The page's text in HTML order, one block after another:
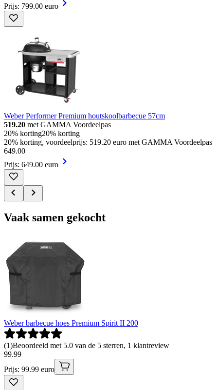
Prijs: 799.00 euro
Weber Performer Premium houtskoolbarbecue 57cm
519.20 met GAMMA Voordeelpas
20% korting20% korting
20% korting, voordeelprijs: 519.20 euro met GAMMA Voordeelpas
649.00
Prijs: 649.00 euro
Vaak samen gekocht
Weber barbecue hoes Premium Spirit II 200
(1)Beoordeeld met 5.0 van de 5 sterren, 1 klantreview
99.99
Prijs: 99.99 euro